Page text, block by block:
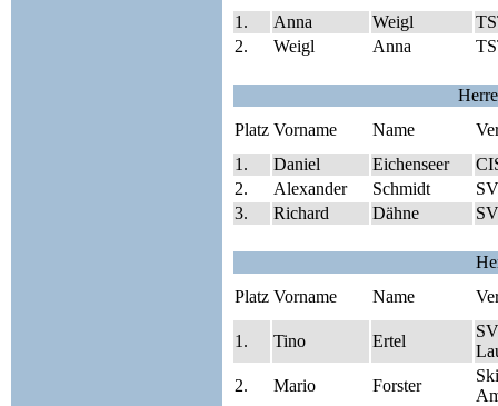
1.
Anna Weigl
2.
Weigl Anna
Platz Vorname Name
1.
Daniel Eichenseer
2.
Alexander Schmidt
3.
Richard Dähne
Platz Vorname Name
1. Tino Ertel
2.
Mario Forster